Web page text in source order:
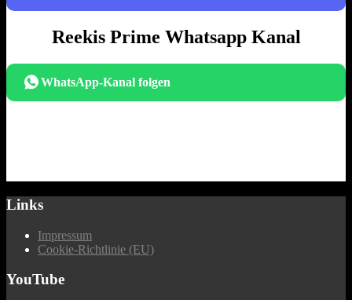
Reekis Prime Whatsapp Kanal
WhatsApp-Kanal folgen
Links
Impressum
Cookie-Richtlinie (EU)
YouTube